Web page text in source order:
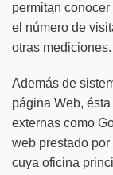
permitan
el número de
otras mediciones.
Además de
página Web,
externas como
web prestado
cuya oficina